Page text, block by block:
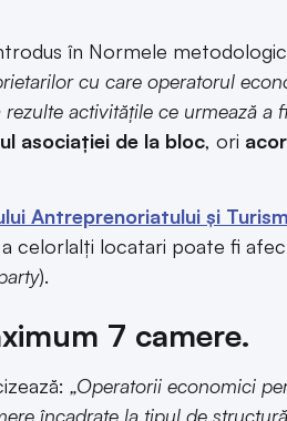
în Normele
cu care operatorul
activitățile ce urmează a
asociației de la bloc, ori
Antreprenoriatului și
celorlalți locatari poate fi
).
7 camere.
„Operatorii economici
încadrate la tipul de